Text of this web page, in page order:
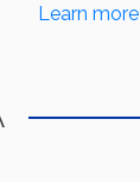
Learn more